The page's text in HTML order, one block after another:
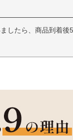
したら、商品到着後